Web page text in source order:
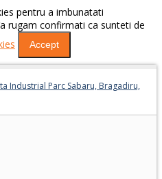
pentru a imbunatati
rugam confirmati ca sunteti de
Accept
Industrial Parc Sabaru, Bragadiru,